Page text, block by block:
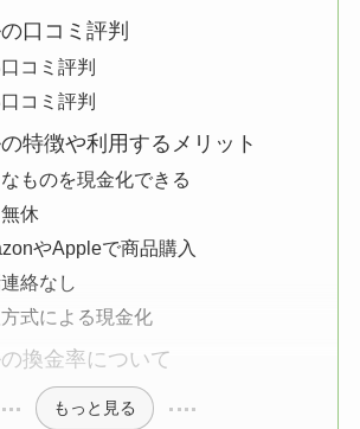
口コミ評判
コミ評判
コミ評判
特徴や利用するメリット
ものを現金化できる
休
やAppleで商品購入
絡なし
式による現金化
換金率について
もっと見る